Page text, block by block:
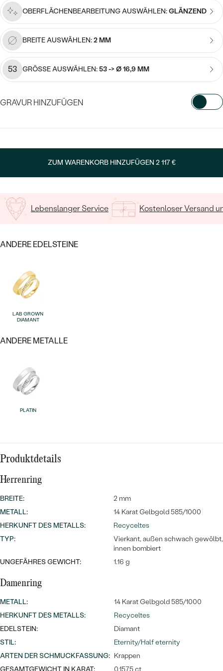
Wave Kollektion
NACH DER FARBE
NACH DER FORM
MASSGEFERTIGTER
DIAMANTEN
Bestseller
Ohrrinnge
ANSEHEN
Personalisierte
Halsketten
ANSEHEN
Meistverkaufte
Ringe
OBERFLÄCHENBEARBEITUNG AUSWÄHLEN:GLÄNZEND
BREITE AUSWÄHLEN:2 MM
53 GRÖSSE AUSWÄHLEN:53 -> Ø 16,9 MM
GRAVUR HINZUFÜGEN
ZUM WARENKORB HINZUFÜGEN 2 117 €
Lebenslanger Service Kostenloser Versand
ANDERE EDELSTEINE
LAB GROWN
DIAMANT
ANDERE METALLE
PLATIN
Produktdetails
Herrenring
BREITE:
2 mm
METALL:
14 Karat Gelbgold 585/1000
HERKUNFT DES METALLS:
Recyceltes
TYP:
Vierkant, außen schwach gewölbt,
innen bombiert
UNGEFÄHRES GEWICHT:
1.16 g
Damenring
METALL:
14 Karat Gelbgold 585/1000
HERKUNFT DES METALLS:
Recyceltes
EDELSTEIN:
Diamant
STIL:
Eternity/Half eternity
ARTEN DER SCHMUCKFASSUNG: Krappen